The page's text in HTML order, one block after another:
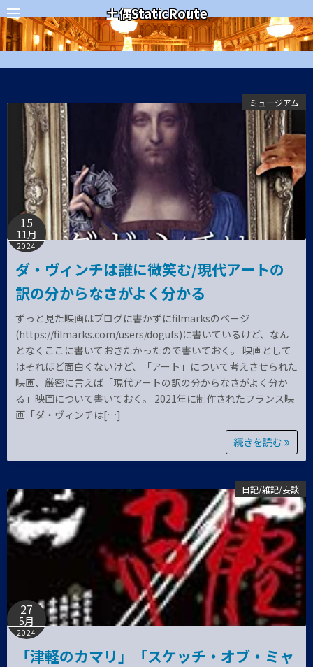
コ
ン
テ
ン
へ
土偶StaticRoute
カテゴリー
ミュージアム
15
11月
2024
ダ・ヴィンチは誰に微笑む/現代アートの
訳の分からなさがよく分かる
ずっと見た映画はブログに書かずにfilmarksのページ
(https://filmarks.com/users/dogufs)に書いているけど、なん
となくここに書いておきたかったので書いておく。 映画として
はそれほど面白くないけど、「アート」について考えさせられた
映画、厳密に言えば「現代アートの訳の分からなさがよく分か
る」映画について書いておく。 2021年に制作されたフランス映
画「ダ・ヴィンチは[…]
続きを読む
日記/雑記/妄談
27
5月
2024
「津軽のカマリ」「スケッチ・オブ・ミャ